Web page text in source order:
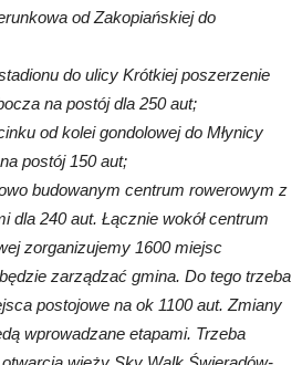
od Zakopiańskiej do
do ulicy Krótkiej poszerzenie
na postój dla 250 aut;
od kolei gondolowej do Młynicy
postój 150 aut;
budowanym centrum rowerowym z
dla 240 aut. Łącznie wokół centrum
zorganizujemy 1600 miejsc
zarządzać gmina. Do tego trzeba
postojowe na ok 1100 aut. Zmiany
wprowadzane etapami. Trzeba